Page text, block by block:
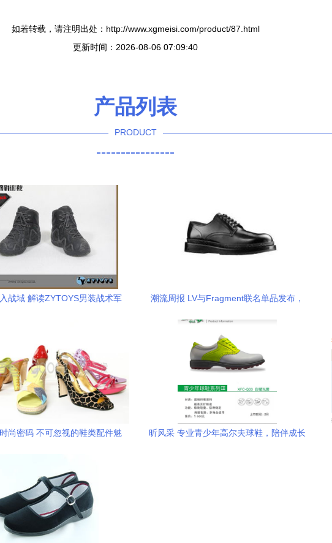
如若转载，请注明出处：http://www.xgmeisi.com/product/87.html
更新时间：2026-08-06 07:09:40
产品列表
PRODUCT
----------------
战域 解读ZYTOYS男装战术军
潮流周报 LV与Fragment联名单品发布，
配件的野望
尚密码 不可忽视的鞋类配件魅
昕风采 专业青少年高尔夫球鞋，陪伴成长